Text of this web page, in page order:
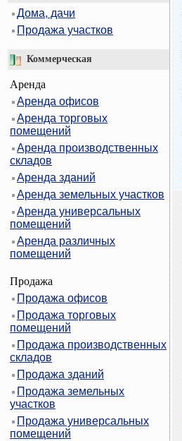
Дома, дачи
Продажа участков
Коммерческая
Аренда
Аренда офисов
Аренда торговых
помещений
Аренда производственных
складов
Аренда зданий
Аренда земельных участков
Аренда универсальных
помещений
Аренда различных
помещений
Продажа
Продажа офисов
Продажа торговых
помещений
Продажа производственных
складов
Продажа зданий
Продажа земельных
участков
Продажа универсальных
помещений